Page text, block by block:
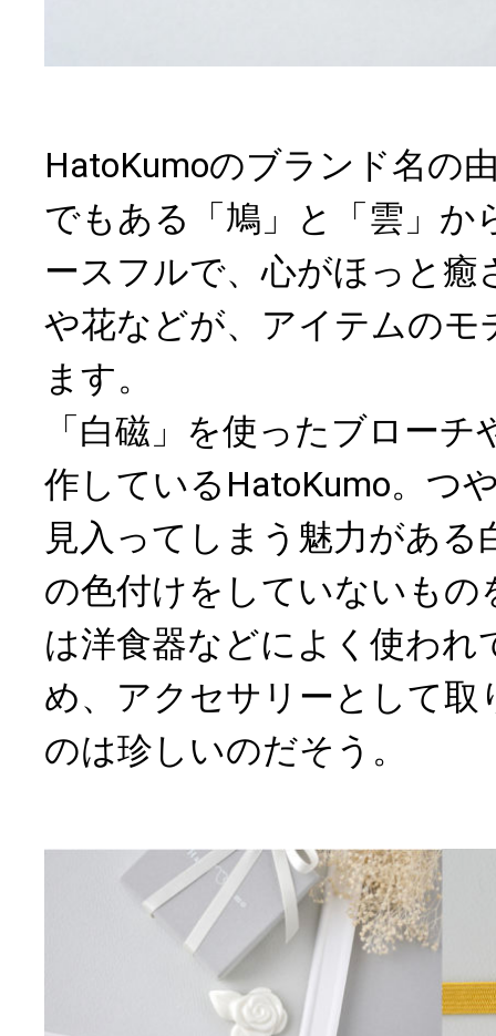
HatoKumoのブランド名の
でもある「鳩」と「雲」か
ースフルで、心がほっと癒
や花などが、アイテムのモ
ます。
「白磁」を使ったブロー
作しているHatoKumo。つ
見入ってしまう魅力がある
の色付けをしていないもの
は洋食器などによく使われ
め、アクセサリーとして取
のは珍しいのだそう。